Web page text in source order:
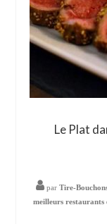
Le Plat
par Tire-
meilleurs restaurants